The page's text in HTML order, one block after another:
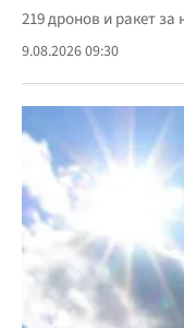
219 дронов и ракет
9.08.2026 09:30